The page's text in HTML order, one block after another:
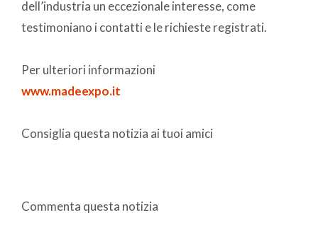
dell’industria un eccezionale interesse, come
testimoniano i contatti e le richieste registrati.
Per ulteriori informazioni
www.madeexpo.it
Consiglia questa notizia ai tuoi amici
Commenta questa notizia